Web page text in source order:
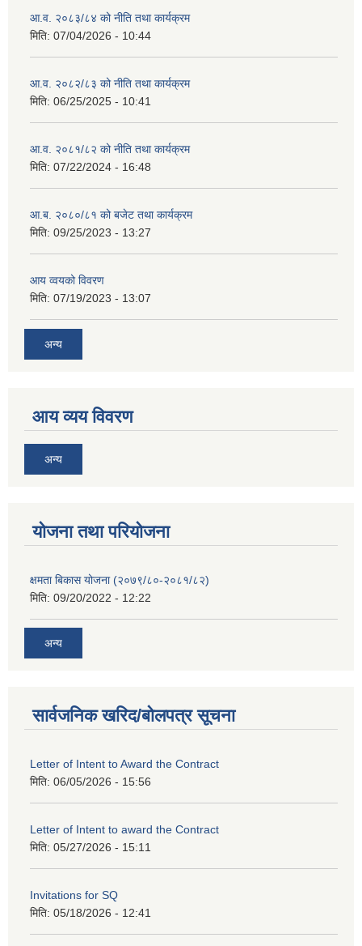
आ.व. २०८३/८४ को नीति तथा कार्यक्रम
मिति: 07/04/2026 - 10:44
आ.व. २०८२/८३ को नीति तथा कार्यक्रम
मिति: 06/25/2025 - 10:41
आ.व. २०८१/८२ को नीति तथा कार्यक्रम
मिति: 07/22/2024 - 16:48
आ.ब. २०८०/८१ को बजेट तथा कार्यक्रम
मिति: 09/25/2023 - 13:27
आय व्वयको विवरण
मिति: 07/19/2023 - 13:07
अन्य
आय व्यय विवरण
अन्य
याेजना तथा परियाेजना
क्षमता बिकास योजना (२०७९/८०-२०८१/८२)
मिति: 09/20/2022 - 12:22
अन्य
सार्वजनिक खरिद/बोलपत्र सूचना
Letter of Intent to Award the Contract
मिति: 06/05/2026 - 15:56
Letter of Intent to award the Contract
मिति: 05/27/2026 - 15:11
Invitations for SQ
मिति: 05/18/2026 - 12:41